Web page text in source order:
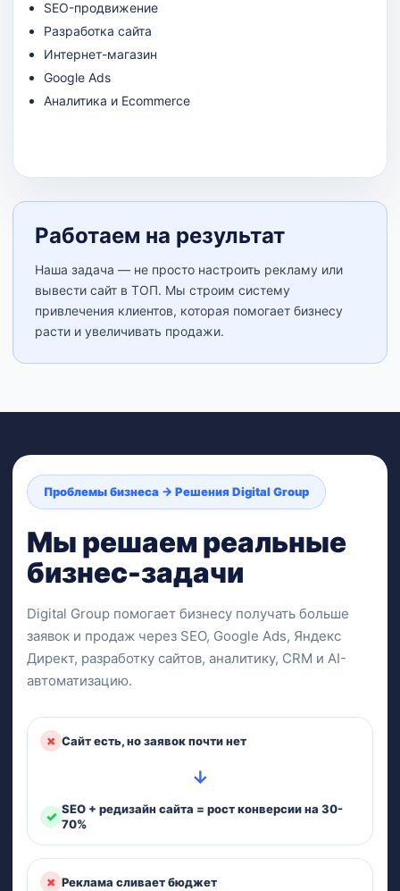
SEO-продвижение
Разработка сайта
Интернет-магазин
Google Ads
Аналитика и Ecommerce
Работаем на результат
Наша задача — не просто настроить рекламу или
вывести сайт в ТОП. Мы строим систему
привлечения клиентов, которая помогает бизнесу
расти и увеличивать продажи.
Проблемы бизнеса → Решения Digital Group
Мы решаем реальные
бизнес-задачи
Digital Group помогает бизнесу получать больше
заявок и продаж через SEO, Google Ads, Яндекс
Директ, разработку сайтов, аналитику, CRM и AI-
автоматизацию.
× Сайт есть, но заявок почти нет
→
✓ SEO + редизайн сайта = рост конверсии на 30-
70%
× Реклама сливает бюджет